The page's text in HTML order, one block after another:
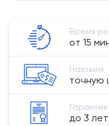
Время
от 15
Назовем
точную
Гарантия
до 3 лет